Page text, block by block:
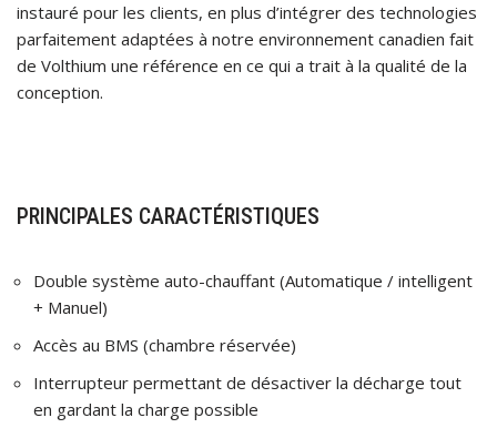
instauré pour les clients, en plus d’intégrer des technologies
parfaitement adaptées à notre environnement canadien fait
de Volthium une référence en ce qui a trait à la qualité de la
conception.
PRINCIPALES CARACTÉRISTIQUES
Double système auto-chauffant (Automatique / intelligent
+ Manuel)
Accès au BMS (chambre réservée)
Interrupteur permettant de désactiver la décharge tout
en gardant la charge possible